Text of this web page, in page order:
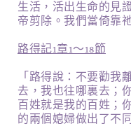
生活，活出生命的見
帝剪除。我們當倚靠祂
路得記1章1～18節
「路得說：不要勸我
去，我也往哪裏去；
百姓就是我的百姓；
的兩個媳婦做出了不